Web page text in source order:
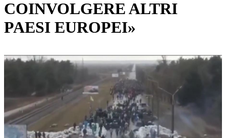
COINVOLGERE ALTRI
PAESI EUROPEI»